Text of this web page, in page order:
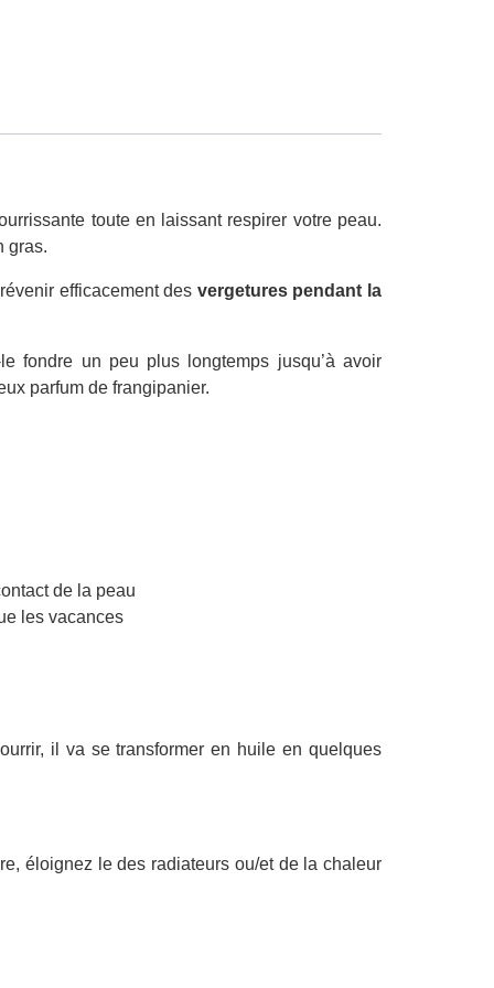
toute en laissant respirer votre peau.
gras.
efficacement des vergetures pendant la
un peu plus longtemps jusqu’à avoir
parfum de frangipanier.
de la peau
les vacances
il va se transformer en huile en quelques
éloignez le des radiateurs ou/et de la chaleur